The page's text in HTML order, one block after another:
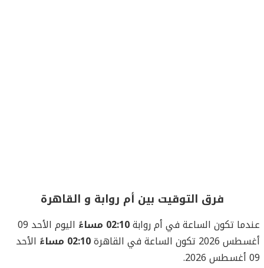
فرق التوقيت بين أم روابة و القاهرة
عندما تكون الساعة في أم روابة02:10 مساءً
اليوم الأحد 09
أغسطس 2026 تكون الساعة في القاهرة
02:10 مساءً
الأحد
09 أغسطس 2026.